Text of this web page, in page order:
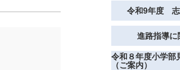
令和9年度 志
進路指導に
令和８年度小学部
（ご案内）